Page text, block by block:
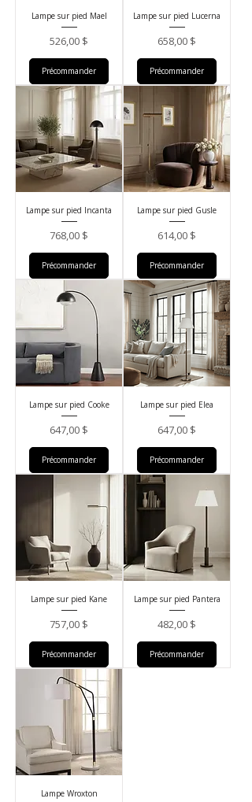
Lampe sur pied Mael
Prix
526,00 $
Précommander
Lampe sur pied Lucerna
Prix
658,00 $
Précommander
Lampe sur pied Incanta
Prix
768,00 $
Précommander
Lampe sur pied Gusle
Prix
614,00 $
Précommander
Lampe sur pied Cooke
Prix
647,00 $
Précommander
Lampe sur pied Elea
Prix
647,00 $
Précommander
Lampe sur pied Kane
Prix
757,00 $
Précommander
Lampe sur pied Pantera
Prix
482,00 $
Précommander
Lampe Wroxton